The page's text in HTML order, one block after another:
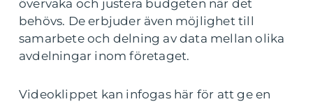
övervaka och justera budgeten när det
behövs. De erbjuder även möjlighet till
samarbete och delning av data mellan olika
avdelningar inom företaget.
Videoklippet kan infogas här för att ge en